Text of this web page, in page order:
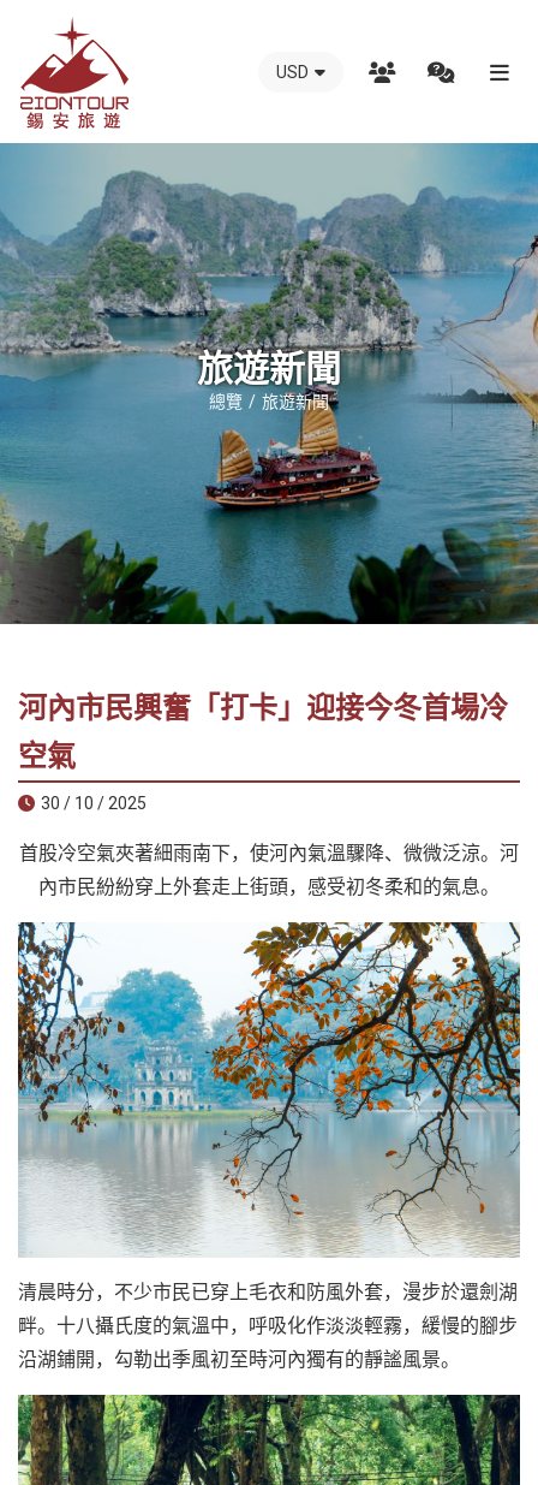
越
安
國
際
旅
行
社
南
接
錫
遊
-
您
在
南
好
的
合
作
夥
伴！
越
LOCAL
旅
社
USD
旅遊新聞
總覽 旅遊新聞
河內市民興奮「打卡」迎接今冬首場冷
空氣
30 / 10 / 2025
首股冷空氣夾著細雨南下，使河內氣溫驟降、微微泛涼。河
內市民紛紛穿上外套走上街頭，感受初冬柔和的氣息。
清晨時分，不少市民已穿上毛衣和防風外套，漫步於還劍湖
畔。十八攝氏度的氣溫中，呼吸化作淡淡輕霧，緩慢的腳步
沿湖鋪開，勾勒出季風初至時河內獨有的靜謐風景。